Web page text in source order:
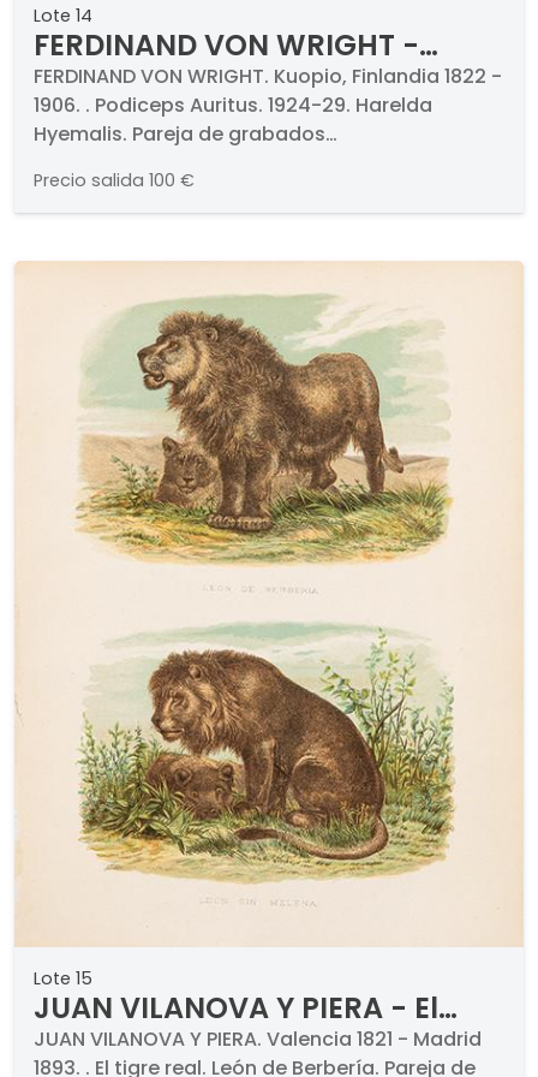
Lote 14
FERDINAND VON WRIGHT -
Podiceps Auritus. 1924-29
FERDINAND VON WRIGHT. Kuopio, Finlandia 1822 -
1906. . Podiceps Auritus. 1924-29. Harelda
Hyemalis. Pareja de grabados
Medidas 348 x 267 mm cada uno. Con
paspartús y certificados al dorso. . Proceden de
Estocolmo, 1924-29 dedicado a los pájaros de
Precio salida 100 €
Lote 15
JUAN VILANOVA Y PIERA - El
tigre real
JUAN VILANOVA Y PIERA. Valencia 1821 - Madrid
1893. . El tigre real. León de Berbería. Pareja de